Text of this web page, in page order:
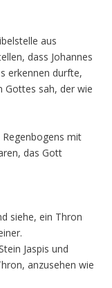
aus
dass Johannes
erkennen durfte,
Gottes sah, der wie
mit
das Gott
siehe, ein Thron
Jaspis und
anzusehen wie